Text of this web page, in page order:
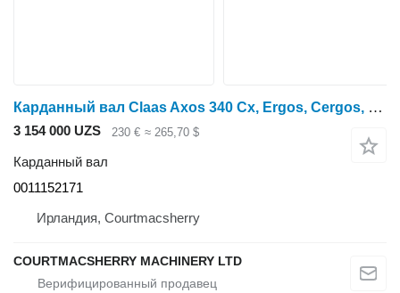
Карданный вал Claas Axos 340 Cx, Ergos, Cergos, Ceres, Celtis Pto Shaft 0011152171 для трактора колесного Claas Axos 340CX
3 154 000 UZS 230 € ≈ 265,70 $
Карданный вал
0011152171
Ирландия, Courtmacsherry
COURTMACSHERRY MACHINERY LTD